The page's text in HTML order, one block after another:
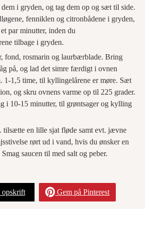
i gryden, og tag dem op og sæt til side.
fenniklen og citronbådene i gryden,
par minutter, inden du
tilbage i gryden.
fond, rosmarin og laurbærblade. Bring
på, og lad det simre færdigt i ovnen
1-1,5 time, til kyllingelårene er møre. Sæt
og skru ovnens varme op til 225 grader.
i 10-15 minutter, til grøntsager og kylling
tilsætte en lille sjat fløde samt evt. jævne
rørt ud i vand, hvis du ønsker en
saucen til med salt og peber.
Gem på Pinterest